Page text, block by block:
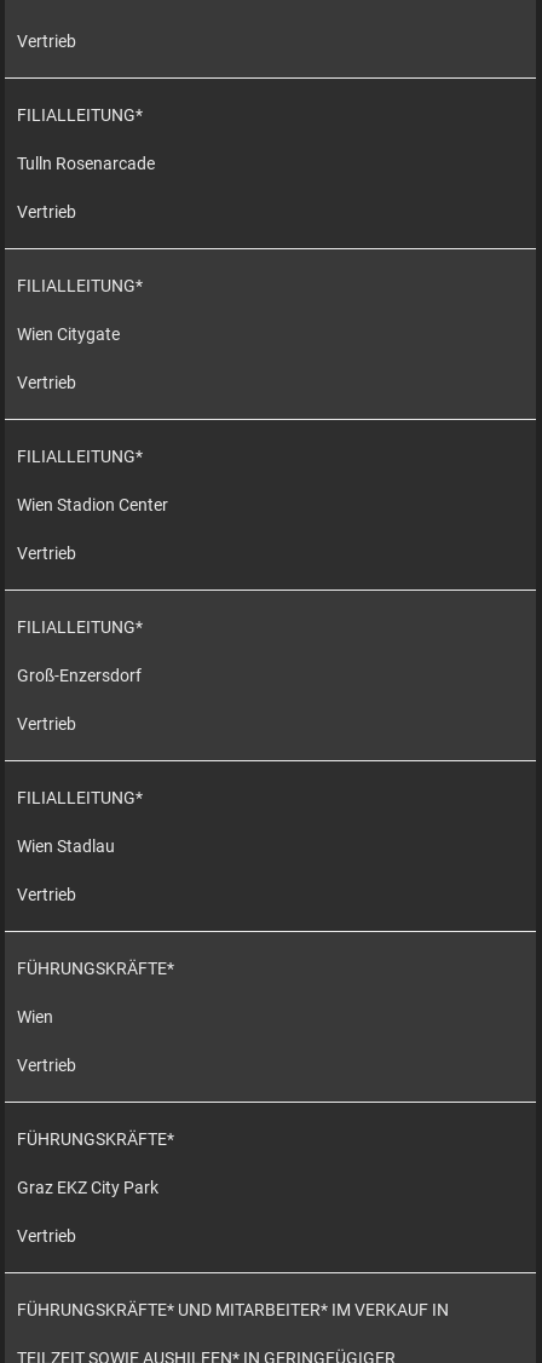
Vertrieb
FILIALLEITUNG*
Tulln Rosenarcade
Vertrieb
FILIALLEITUNG*
Wien Citygate
Vertrieb
FILIALLEITUNG*
Wien Stadion Center
Vertrieb
FILIALLEITUNG*
Groß-Enzersdorf
Vertrieb
FILIALLEITUNG*
Wien Stadlau
Vertrieb
FÜHRUNGSKRÄFTE*
Wien
Vertrieb
FÜHRUNGSKRÄFTE*
Graz EKZ City Park
Vertrieb
FÜHRUNGSKRÄFTE* UND MITARBEITER* IM VERKAUF IN
TEILZEIT SOWIE AUSHILFEN* IN GERINGFÜGIGER